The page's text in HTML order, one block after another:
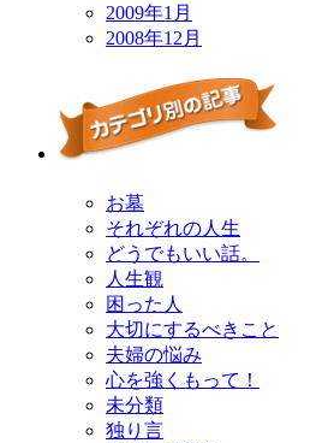
2009年1月
2008年12月
お墓
それぞれの人生
どうでもいい話。
人生観
困った人
大切にするべきこと
夫婦の悩み
心を強くもって！
未分類
独り言